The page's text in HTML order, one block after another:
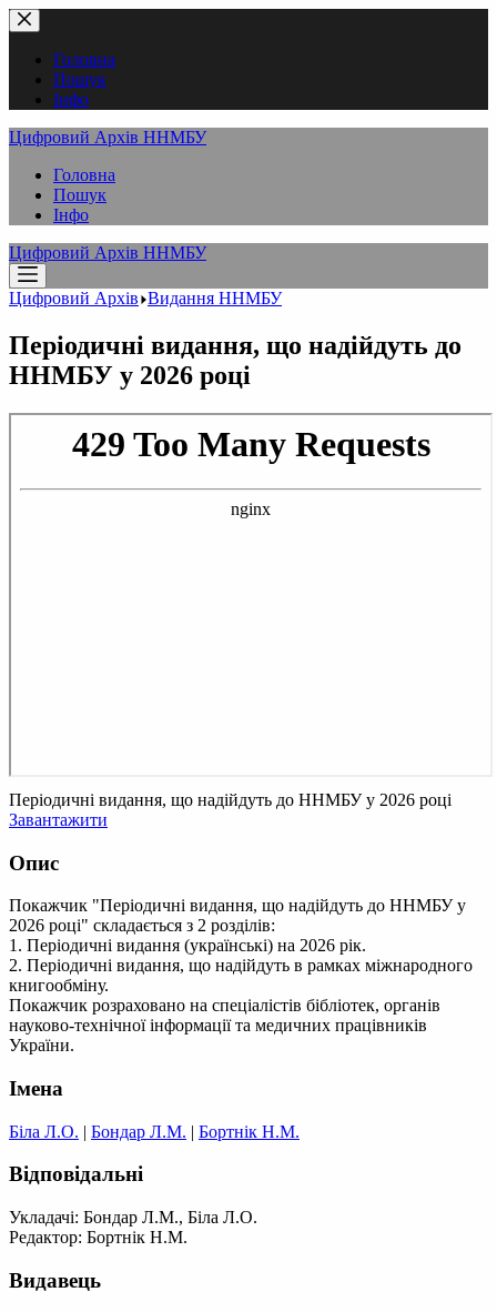
Перейти
до
вмістуГоловна
Пошук
Інфо
Цифровий Архів ННМБУ
Головна
Пошук
Інфо
Цифровий Архів ННМБУ
Цифровий Архів Видання ННМБУ
Періодичні видання, що надійдуть до
ННМБУ у 2026 році
Періодичні видання, що надійдуть до ННМБУ у 2026 році
Завантажити
Опис
Покажчик "Періодичні видання, що надійдуть до ННМБУ у
2026 році" складається з 2 розділів:
1. Періодичні видання (українські) на 2026 рік.
2. Періодичні видання, що надійдуть в рамках міжнародного
книгообміну.
Покажчик розраховано на спеціалістів бібліотек, органів
науково-технічної інформації та медичних працівників
України.
Імена
Біла Л.О. | Бондар Л.М. | Бортнік Н.М.
Відповідальні
Укладачі: Бондар Л.М., Біла Л.О.
Редактор: Бортнік Н.М.
Видавець